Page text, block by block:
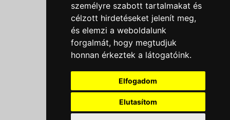
személyre szabott tartalmakat és
célzott hirdetéseket jelenít meg,
és elemzi a weboldalunk
forgalmát, hogy megtudjuk
honnan érkeztek a látogatóink.
Elfogadom
Elutasítom
Menü
Ajánlatkérés
Szakmai tippek / Újdonságok
Kapcsolat
Letölthető katalógusok
Rólunk
Szállítás